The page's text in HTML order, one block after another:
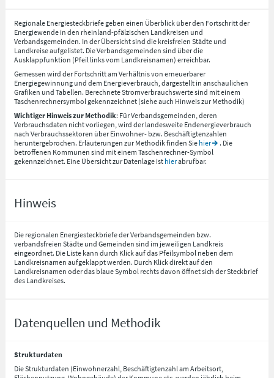
Regionale Energiesteckbriefe geben einen Überblick über den Fortschritt der
Energiewende in den rheinland-pfälzischen Landkreisen und
Verbandsgemeinden. In der Übersicht sind die kreisfreien Städte und
Landkreise aufgelistet. Die Verbandsgemeinden sind über die
Ausklappfunktion (Pfeil links vom Landkreisnamen) erreichbar.
Gemessen wird der Fortschritt am Verhältnis von erneuerbarer
Energiegewinnung und dem Energieverbrauch, dargestellt in anschaulichen
Grafiken und Tabellen. Berechnete Stromverbrauchswerte sind mit einem
Taschenrechnersymbol gekennzeichnet (siehe auch Hinweis zur Methodik)
Wichtiger Hinweis zur Methodik: Für Verbandsgemeinden, deren
Verbrauchsdaten nicht vorliegen, wird der landesweite Endenergieverbrauch
nach Verbrauchssektoren über Einwohner- bzw. Beschäftigtenzahlen
heruntergebrochen. Erläuterungen zur Methodik finden Sie hier
. Die
betroffenen Kommunen sind mit einem Taschenrechner-Symbol
gekennzeichnet. Eine Übersicht zur Datenlage ist hierabrufbar.
Hinweis
Die regionalen Energiesteckbriefe der Verbandsgemeinden bzw.
verbandsfreien Städte und Gemeinden sind im jeweiligen Landkreis
eingeordnet. Die Liste kann durch Klick auf das Pfeilsymbol neben dem
Landkreisnamen aufgeklappt werden. Durch Klick direkt auf den
Landkreisnamen oder das blaue Symbol rechts davon öffnet sich der Steckbrief
des Landkreises.
Datenquellen und Methodik
Strukturdaten
Die Strukturdaten (Einwohnerzahl, Beschäftigtenzahl am Arbeitsort,